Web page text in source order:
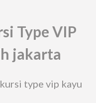
Type VIP
jakarta
type vip kayu